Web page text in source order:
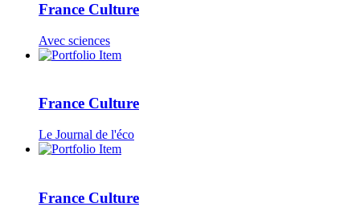
France Culture
Avec sciences
France Culture
Le Journal de l'éco
France Culture